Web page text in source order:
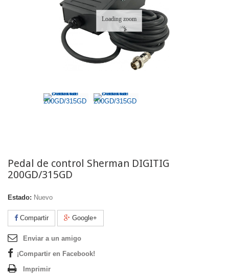
Loading zoom
Pedal de control Sherman DIGITIG
200GD/315GD
Estado: Nuevo
Compartir Google+
Enviar a un amigo
¡Compartir en Facebook!
Imprimir